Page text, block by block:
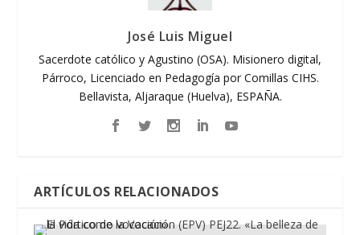
José Luis Miguel
Sacerdote católico y Agustino (OSA). Misionero digital,
Párroco, Licenciado en Pedagogía por Comillas CIHS.
Bellavista, Aljaraque (Huelva), ESPAÑA.
ARTÍCULOS RELACIONADOS